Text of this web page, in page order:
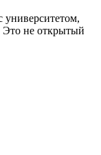
университетом,
Это не открытый